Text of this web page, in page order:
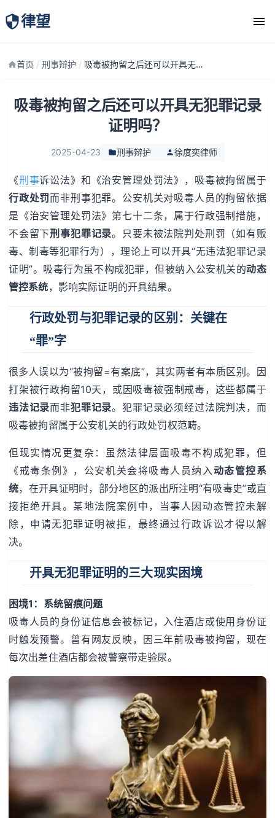
律望
律师团队
首页 / 刑事辩护 / 吸毒被拘留之后还可以开具无犯罪记录证明吗？
吸毒被拘留之后还可以开具无犯罪记录
证明吗？
2025-04-23 刑事辩护 徐度奕律师
《刑事诉讼法》和《治安管理处罚法》，吸毒被拘留属于
行政处罚而非刑事犯罪。公安机关对吸毒人员的拘留依据
是《治安管理处罚法》第七十二条，属于行政强制措施，
不会留下刑事犯罪记录。只要未被法院判处刑罚（如有贩
毒、制毒等犯罪行为），理论上可以开具“无违法犯罪记录
证明”。吸毒行为虽不构成犯罪，但被纳入公安机关的动态
管控系统，影响实际证明的开具结果。
行政处罚与犯罪记录的区别：关键在
“罪”字
很多人误以为“被拘留=有案底”，其实两者有本质区别。因
打架被行政拘留10天，或因吸毒被强制戒毒，这些都属于
违法记录而非犯罪记录。犯罪记录必须经过法院判决，而
吸毒被拘留属于公安机关的行政处罚权范畴。
但现实情况更复杂：虽然法律层面吸毒不构成犯罪，但
《戒毒条例》，公安机关会将吸毒人员纳入动态管控系
统，在开具证明时，部分地区的派出所注明“有吸毒史”或直
接拒绝开具。某地法院案例中，当事人因动态管控未解
除，申请无犯罪证明被拒，最终通过行政诉讼才得以解
决。
开具无犯罪证明的三大现实困境
困境1：系统留痕问题
吸毒人员的身份证信息会被标记，入住酒店或使用身份证
时触发预警。曾有网友反映，因三年前吸毒被拘留，现在
每次出差住酒店都会被警察带走验尿。